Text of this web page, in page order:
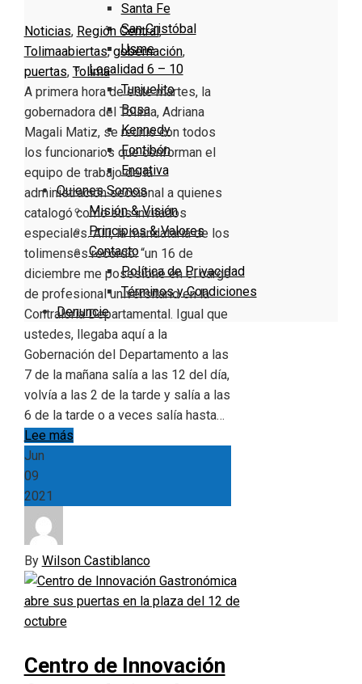
Santa Fe
San Cristóbal
Usme
Localidad 6 – 10
Tunjuelito
Bosa
Kennedy
Fontibón
Engativa
Quienes Somos
Misión & Visión
Principios & Valores
Contacto
Política de Privacidad
Términos y Condiciones
Denuncie
Noticias, Región Central,
Tolimaabiertas,gobernación,
puertas, Tolima
A primera hora de este martes, la
gobernadora del Tolima, Adriana
Magali Matiz, se reunió con todos
los funcionarios que conforman el
equipo de trabajo de la
administración seccional a quienes
catalogó como sus invitados
especiales. Allí, la mandataria de los
tolimenses recordó: “un 16 de
diciembre me posesioné en el cargo
de profesional universitario en la
Contraloría Departamental. Igual que
ustedes, llegaba aquí a la
Gobernación del Departamento a las
7 de la mañana salía a las 12 del día,
volvía a las 2 de la tarde y salía a las
6 de la tarde o a veces salía hasta…
Lee más
Jun
09
2021
By Wilson Castiblanco
Centro de Innovación